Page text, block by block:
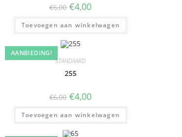
€6,00 €4,00
Toevoegen aan winkelwagen
AANBIEDING!
STANDAARD
255
€6,00 €4,00
Toevoegen aan winkelwagen